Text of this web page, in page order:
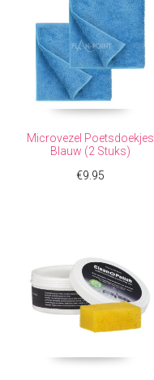
Microvezel Poetsdoekjes
Blauw (2 Stuks)
€9.95